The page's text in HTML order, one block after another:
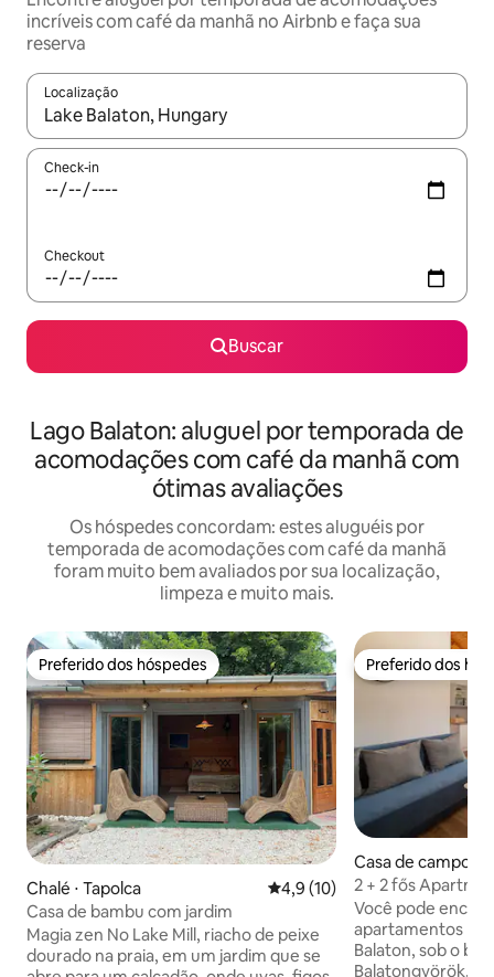
incríveis com café da manhã no Airbnb e faça sua
reserva
Localização
Quando os resultados estiverem disponíveis, explore-os
Check-in
Checkout
Buscar
Lago Balaton: aluguel por temporada de
acomodações com café da manhã com
ótimas avaliações
Os hóspedes concordam: estes aluguéis por
temporada de acomodações com café da manhã
foram muito bem avaliados por sua localização,
limpeza e muito mais.
Preferido dos hóspedes
Preferido dos hóspedes
Chalé ⋅ Tapolca 4,9 de uma avaliação média
4,9 (10)
Casa de bambu com jardim
Magia zen No Lake Mill, riacho de peixe
dourado na praia, em um jardim que se
Preferido dos
Preferido dos
Casa de campo ⋅
2 + 2 fős
Você pode
apartamentos na
Balaton, sob o
Balatongyörök,